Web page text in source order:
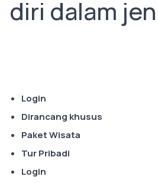
diri dalam
Login
Dirancang khusus
Paket Wisata
Tur Pribadi
Login